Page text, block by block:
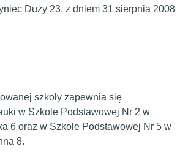
Duży 23, z dniem 31 sierpnia 2008
szkoły zapewnia się
w Szkole Podstawowej Nr 2 w
6 oraz w Szkole Podstawowej Nr 5 w
8.